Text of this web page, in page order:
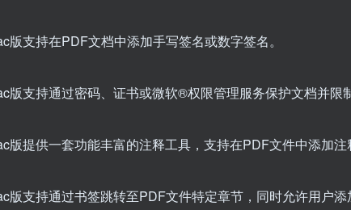
版支持在PDF文档中添加手写签名或数字签名。
版支持通过密码、证书或微软®权限管理服务保护文档并限
版提供一套功能丰富的注释工具，支持在PDF文件中添加注
版支持通过书签跳转至PDF文件特定章节，同时允许用户